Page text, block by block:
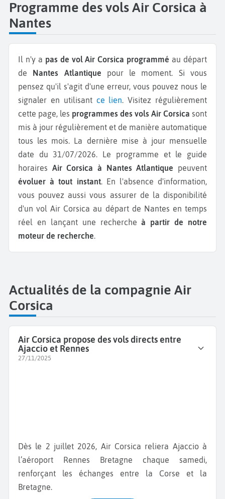
Programme des vols Air Corsica à
Nantes
Il n'y a pas de vol Air Corsica programmé au départ
de Nantes Atlantique pour le moment. Si vous
pensez qu'il s'agit d'une erreur, vous pouvez nous le
signaler en utilisant ce lien. Visitez régulièrement
cette page, les programmes des vols Air Corsica sont
mis à jour régulièrement et de manière automatique
tous les mois. La dernière mise à jour mensuelle
date du 31/07/2026. Le programme et le guide
horaires Air Corsica à Nantes Atlantique peuvent
évoluer à tout instant. En l'absence d'information,
vous pouvez aussi vous assurer de la disponibilité
d'un vol Air Corsica au départ de Nantes en temps
réel en lançant une rechercheà partir de notre
moteur de recherche.
Actualités de la compagnie Air
Corsica
Air Corsica propose des vols directs entre
Ajaccio et Rennes
27/11/2025
Dès le 2 juillet 2026, Air Corsica reliera Ajaccio à
l’aéroport Rennes Bretagne chaque samedi,
renforçant les échanges entre la Corse et la
Bretagne.